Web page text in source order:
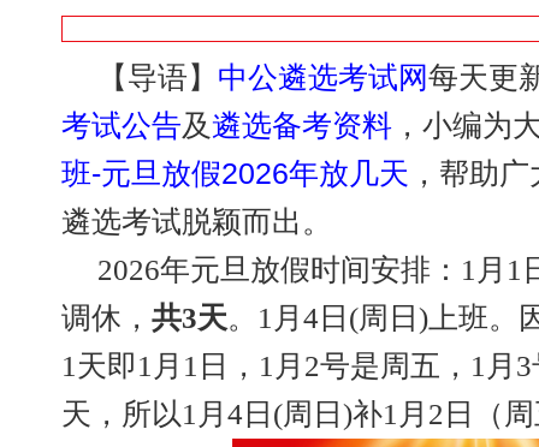
【导语】 中公遴选考试网每天更
考试公告及遴选备考资料 ，小编为
班-元旦放假2026年放几天 ，帮助
遴选考试脱颖而出。
2026年元旦放假时间安排：1月1
调休， 共3天。1月4日(周日)上班。
1天即1月1日，1月2号是周五，1月
天，所以1月4日(周日)补1月2日（